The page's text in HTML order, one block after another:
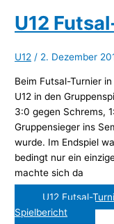
U12
U12 / 2. Dezember
Beim Futsal-Turnier
U12 in den
3:0 gegen Schrems,
Gruppensieger ins
wurde. Im Endspiel
bedingt nur ein
machte sich da
U12 Futsal-
Spielbericht